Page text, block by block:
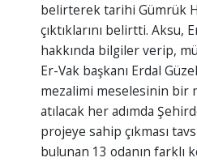
belirterek tarihi Gümrük
çıktıklarını belirtti. Aksu,
hakkında bilgiler verip,
Er-Vak başkanı Erdal
mezalimi meselesinin bir
atılacak her adımda
projeye sahip çıkması
bulunan 13 odanın farklı